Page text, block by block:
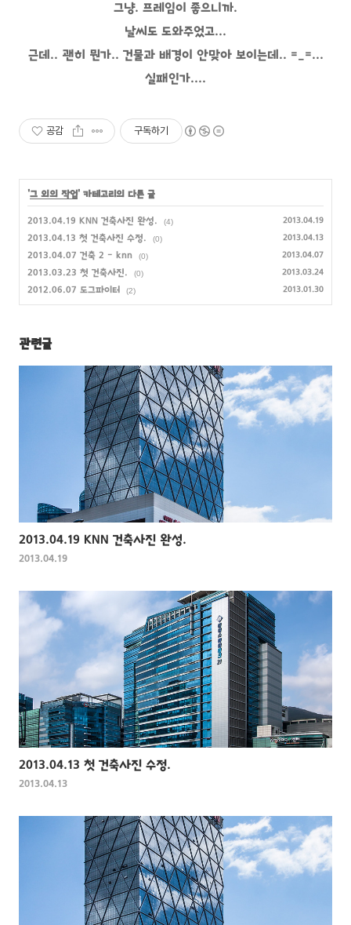
그냥. 프레임이 좋으니까.
날씨도 도와주었고...
근데.. 괜히 뭔가.. 건물과 배경이 안맞아 보이는데.. =_=...
실패인가....
공감 구독하기
'그 외의 작업 ' 카테고리의 다른 글
2013.04.19 KNN 건축사진 완성. (4) 2013.04.19
2013.04.13 첫 건축사진 수정. (0) 2013.04.13
2013.04.07 건축 2 - knn (0) 2013.04.07
2013.03.23 첫 건축사진. (0) 2013.03.24
2012.06.07 도그파이터 (2) 2013.01.30
관련글
2013.04.19 KNN 건축사진 완성.
2013.04.19
2013.04.13 첫 건축사진 수정.
2013.04.13